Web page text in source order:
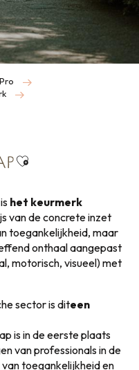
Ajouter aux favoris
het keurmerk
van de concrete inzet
toegankelijkheid, maar
onthaal aangepast
motorisch, visueel) met
sector is diteen
is in de eerste plaats
van professionals in de
toegankelijkheid en